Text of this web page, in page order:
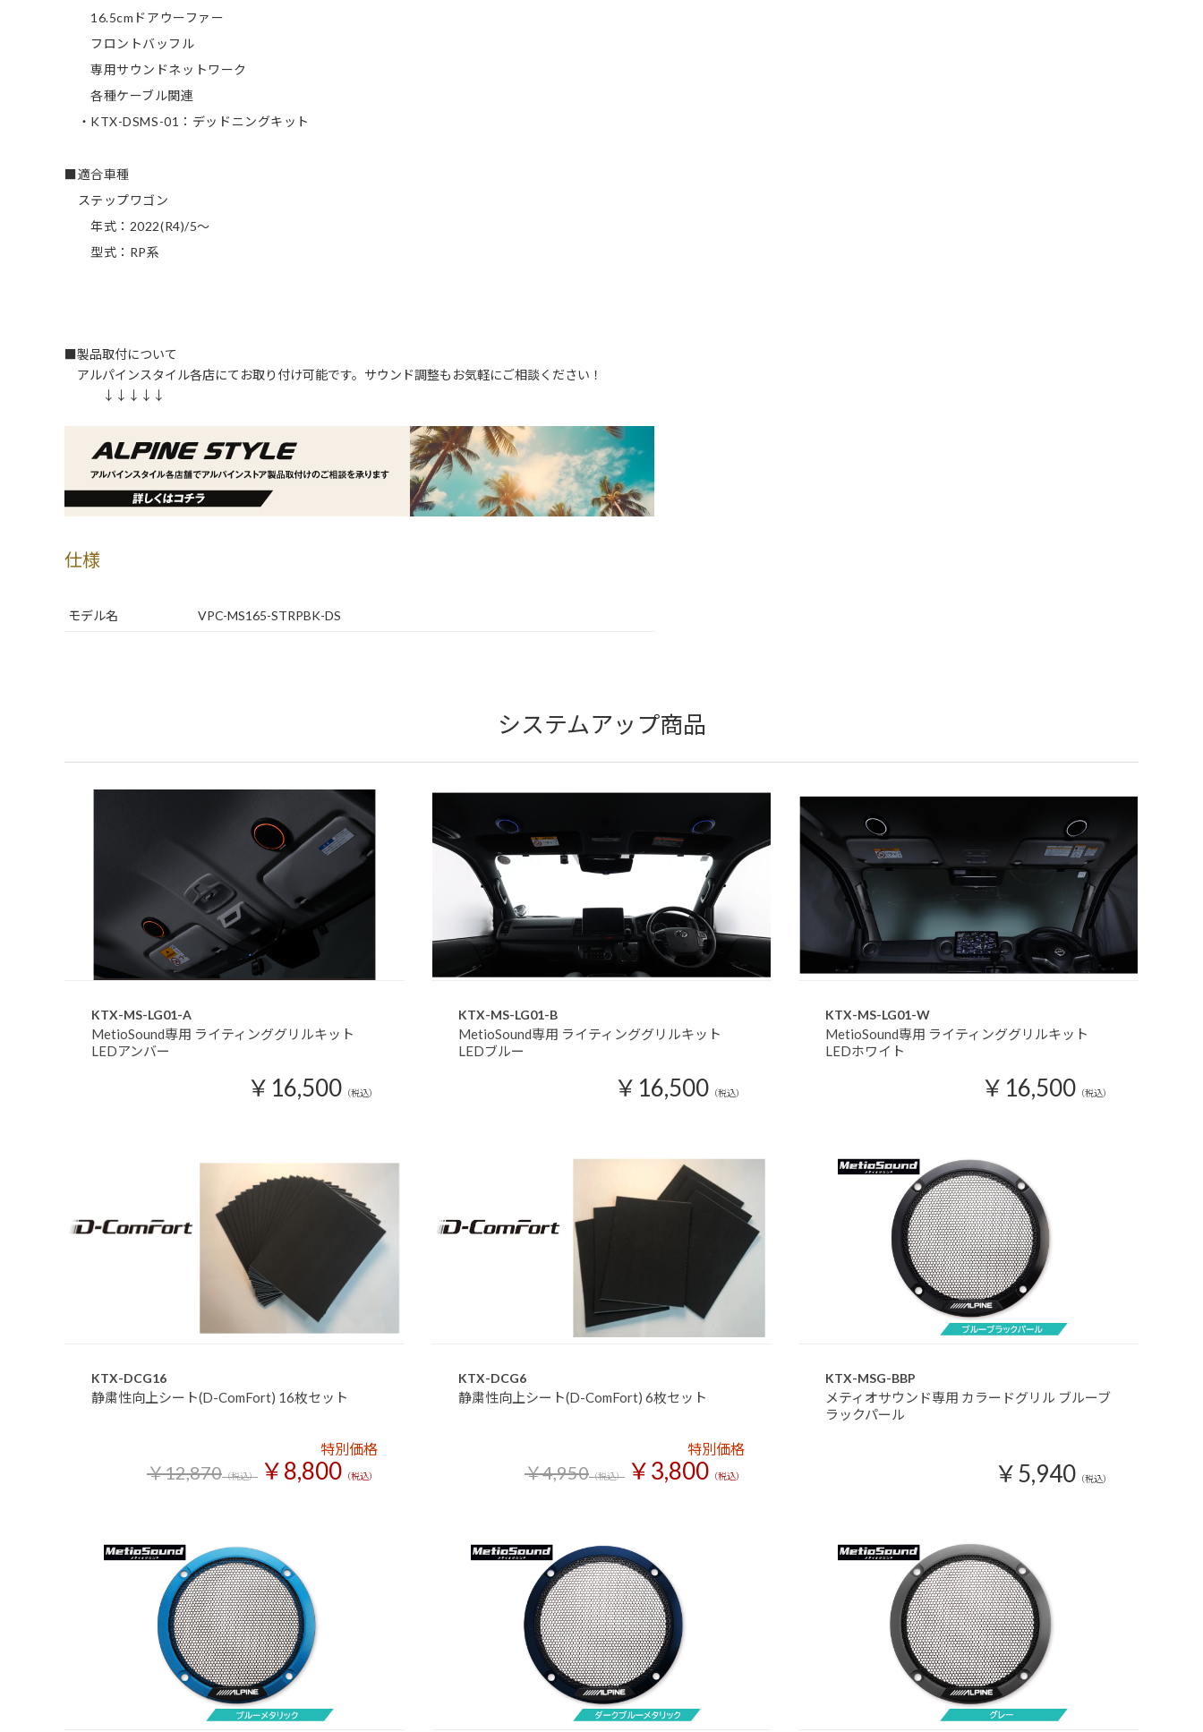
16.5cmドアウーファー
フロントバッフル
専用サウンドネットワーク
各種ケーブル関連
・KTX-DSMS-01：デッドニングキット
■適合車種
ステップワゴン
年式：2022(R4)/5～
型式：RP系
■製品取付について
アルパインスタイル各店にてお取り付け可能です。サウンド調整もお気軽にご相談ください！
↓↓↓↓↓
仕様
モデル名 VPC-MS165-STRPBK-DS
システムアップ商品
KTX-MS-LG01-A
MetioSound専用 ライティンググリルキット
LEDアンバー
￥16,500 （税込）
KTX-MS-LG01-B
MetioSound専用 ライティンググリルキット
LEDブルー
￥16,500 （税込）
KTX-MS-LG01-W
MetioSound専用 ライティンググリルキット
LEDホワイト
￥16,500 （税込）
KTX-DCG16
静粛性向上シート(D-ComFort) 16枚セット
特別価格
￥12,870（税込） ￥8,800 （税込）
KTX-DCG6
静粛性向上シート(D-ComFort) 6枚セット
特別価格
￥4,950（税込） ￥3,800 （税込）
KTX-MSG-BBP
メティオサウンド専用 カラードグリル ブルーブ
ラックパール
￥5,940 （税込）